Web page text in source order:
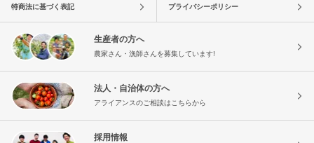
特商法に基づく表記 プライバシーポリシー
生産者の方へ
農家さん・漁師さんを募集しています!
法人・自治体の方へ
アライアンスのご相談はこちらから
採用情報